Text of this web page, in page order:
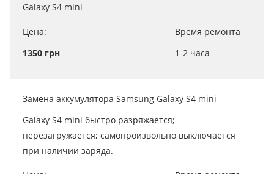
Galaxy S4 mini
Цена:
1350 грн
Время ремонта
1-2 часа
Замена аккумулятора Samsung Galaxy S4 mini
Galaxy S4 mini быстро разряжается;
перезагружается; самопроизвольно выключается
при наличии заряда.